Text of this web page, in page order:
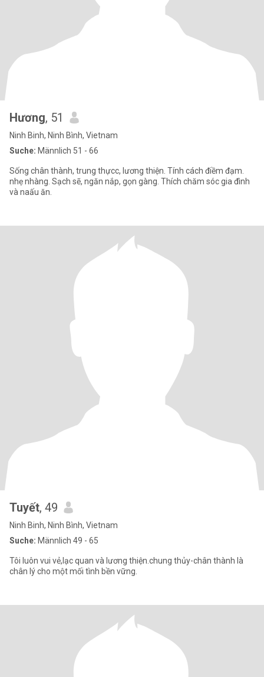
Hương, 51
Ninh Binh, Ninh Bình, Vietnam
Suche: Männlich 51 - 66
Sống chân thành, trung thựcc, lương thiện. Tính cách điềm đạm.
nhẹ nhàng. Sạch sẽ, ngăn nắp, gọn gàng. Thích chăm sóc gia đình
và naấu ăn.
Tuyết, 49
Ninh Binh, Ninh Bình, Vietnam
Suche: Männlich 49 - 65
Tôi luôn vui vẻ,lạc quan và lương thiện.chung thủy-chân thành là
chân lý cho một mối tình bền vững.